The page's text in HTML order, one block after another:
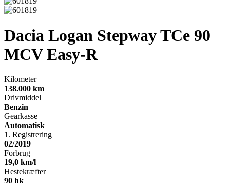
Dacia Logan StepwayTCe 90
MCV Easy-R
Kilometer
138.000 km
Drivmiddel
Benzin
Gearkasse
Automatisk
1. Registrering
02/2019
Forbrug
19,0 km/l
Hestekræfter
90 hk